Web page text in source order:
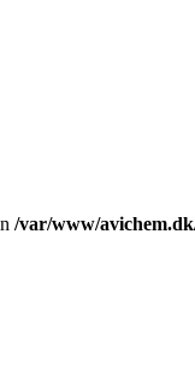
/var/www/